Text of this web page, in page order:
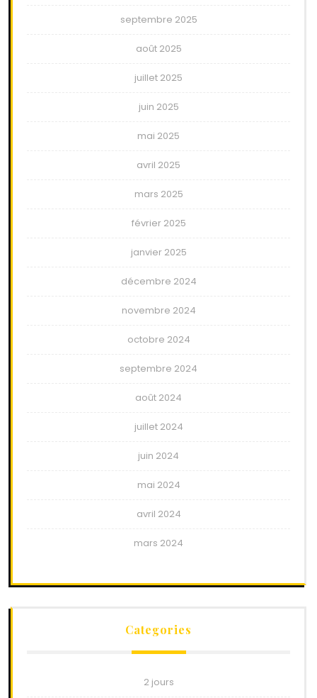
septembre 2025
août 2025
juillet 2025
juin 2025
mai 2025
avril 2025
mars 2025
février 2025
janvier 2025
décembre 2024
novembre 2024
octobre 2024
septembre 2024
août 2024
juillet 2024
juin 2024
mai 2024
avril 2024
mars 2024
Categories
2 jours